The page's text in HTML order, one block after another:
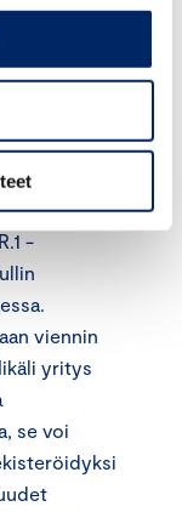
-
laadittava
ja
-
viennin
yritys
se voi